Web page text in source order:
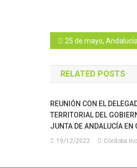
Navegación
de
entradas
25 de mayo, Andalucía Inclusiva Desayuna
RELATED POSTS
REUNIÓN CON EL
TERRITORIAL DEL
JUNTA DE ANDALUCÍA EN
19/12/2022 Córdoba